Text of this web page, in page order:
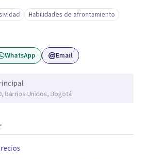
Habilidades de afrontamiento
WhatsApp Email
Barrios Unidos, Bogotá